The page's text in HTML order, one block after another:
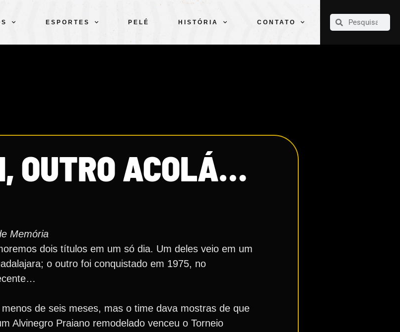
ESPORTES PELÉ HISTÓRIA CONTATO
CLUBE
OUTRO ACOLÁ…
Memória
dois títulos em um só dia. Um deles veio em um
o outro foi conquistado em 1975, no
de seis meses, mas o time dava mostras de que
Alvinegro Praiano remodelado venceu o Torneio